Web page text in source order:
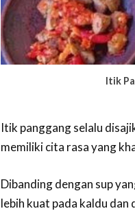
Itik
Itik panggang selalu
memiliki cita rasa yang
Dibanding dengan sup
lebih kuat pada kaldu dan